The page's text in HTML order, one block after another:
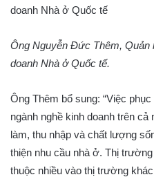
Ông Nguyễn Đức Thêm, Quản
doanh Nhà ở Quốc tế.
Ông Thêm bổ sung: “Việc
ngành nghề kinh doanh trên
làm, thu nhập và chất lượng
thiện nhu cầu nhà ở. Thị
thuộc nhiều vào thị trường